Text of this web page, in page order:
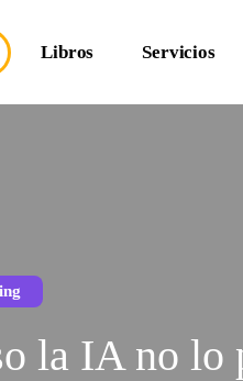
Libros Servicios
la IA no lo